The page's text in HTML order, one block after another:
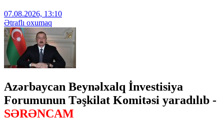
07.08.2026, 13:10
Ətraflı oxumaq
Azərbaycan Beynəlxalq İnvestisiya
Forumunun Təşkilat Komitəsi yaradılıb -
SƏRƏNCAM